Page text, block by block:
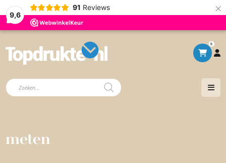
9,6
91 Reviews ×
0
Producten
zoeken
meten